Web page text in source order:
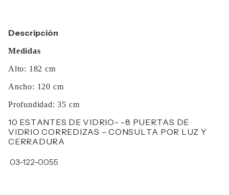
Descripción
Medidas
Alto: 182 cm
Ancho: 120 cm
Profundidad: 35 cm
10 ESTANTES DE VIDRIO- -8 PUERTAS DE
VIDRIO CORREDIZAS – CONSULTA POR LUZ Y
CERRADURA
03-122-0055